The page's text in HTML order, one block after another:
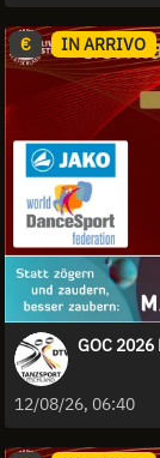
€ IN ARRIVO
GOC
12/08/26, 06:40